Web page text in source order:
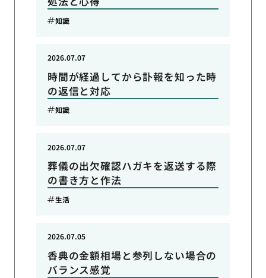
知識
時間が経過してから訃報を知った時
の返信と対応
2026.07.07
知識
葬儀の出欠確認ハガキを返送する際
の書き方と作法
2026.07.07
生活
香典の金額相場と参列しない場合の
バランス感覚
2026.07.05